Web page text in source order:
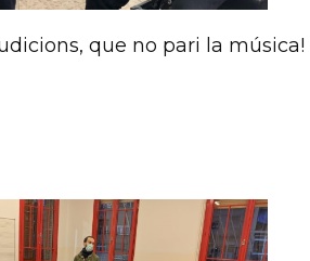
que no pari la música!